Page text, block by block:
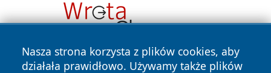
Nasza strona korzysta z plików cookies, aby
działała prawidłowo. Używamy także plików